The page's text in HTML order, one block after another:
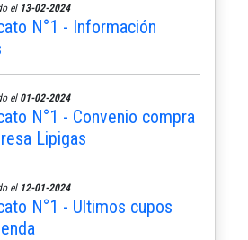
el 13-02-2024
N°1 - Información
el 01-02-2024
N°1 - Convenio compra
Lipigas
el 12-01-2024
N°1 - Ultimos cupos